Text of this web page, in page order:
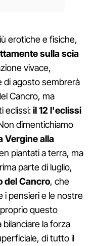
erotiche e fisiche,
sulla scia
vivace,
di agosto sembrerà
Cancro, ma
eclissi:il 12 l'eclissi
dimentichiamo
Vergine alla
piantati a terra, ma
parte di luglio,
del Cancro, che
i pensieri e le nostre
questo
la forza
di tutto il